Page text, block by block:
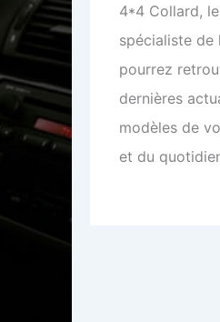
4*4 Collard,
spécialiste de
pourrez
dernières
modèles de
et du